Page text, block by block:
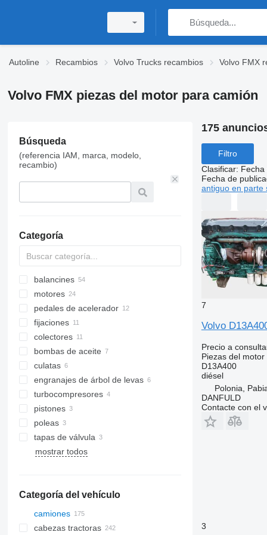
Autoline Recambios Volvo Trucks recambios Volvo FMX
Volvo FMX piezas del motor para camión
Búsqueda
(referencia IAM, marca, modelo,
recambio)
Categoría
balancines
motores
pedales de acelerador
fijaciones
colectores
bombas de aceite
culatas
engranajes de árbol de levas
turbocompresores
pistones
poleas
tapas de válvula
mostrar todos
Categoría del vehículo
camiones
cabezas tractoras
175
Filtro
Clasificar: Fecha
Fecha de
antiguo en parte
7
Volvo
Precio a
Piezas del
D13A400
diésel
Polonia,
DANFULD
Contacte con el
3